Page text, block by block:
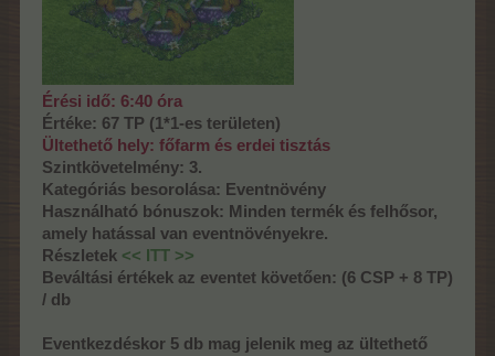
Érési idő: 6:40 óra
Értéke: 67 TP (1*1-es területen)
Ültethető hely: főfarm és erdei tisztás
Szintkövetelmény: 3.
Kategóriás besorolása: Eventnövény
Használható bónuszok: Minden termék és felhősor,
amely hatással van eventnövényekre.
Részletek << ITT >>
Beváltási értékek az eventet követően: (6 CSP + 8 TP)
/ db
Eventkezdéskor 5 db mag jelenik meg az ültethető